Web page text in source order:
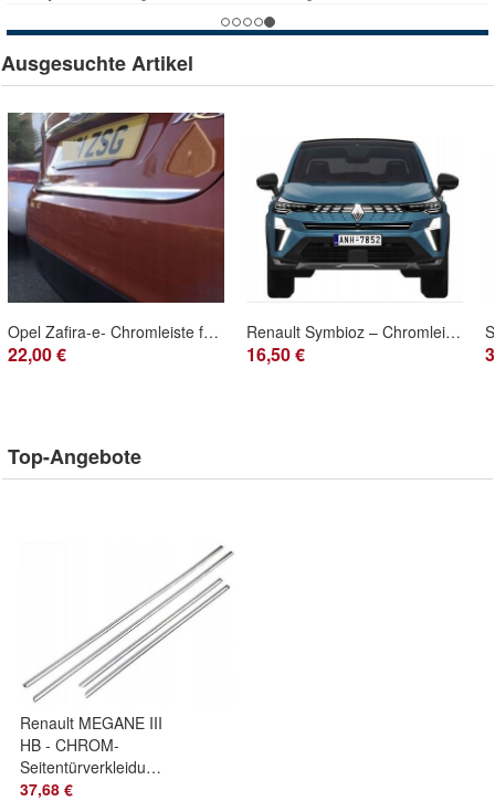
Ausgesuchte Artikel
Opel Zafira-e- Chromleiste für die Heckklappe Tuningkappe
22,00 €
Renault Symbioz – Chromleisten Kühlergrill Stoßstange Attrappe Dekorativ Zierleisten
16,50 €
Top-Angebote
Renault MEGANE III
HB - CHROM-
Seitentürverkleidungen
37,68 €